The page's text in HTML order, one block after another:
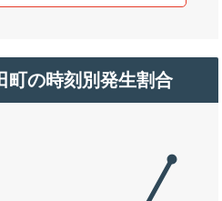
町の時刻別発生割合